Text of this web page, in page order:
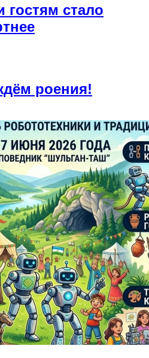
гостям стало
роения!